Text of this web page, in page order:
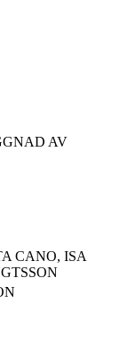
AV
CANO, ISA